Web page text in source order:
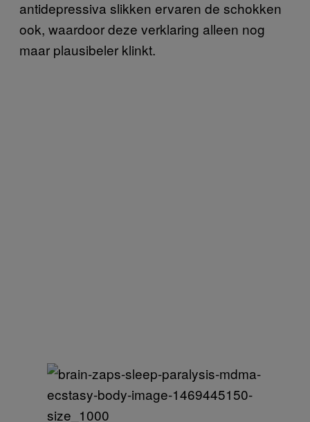
antidepressiva slikken ervaren de schokken
ook, waardoor deze verklaring alleen nog
maar plausibeler klinkt.